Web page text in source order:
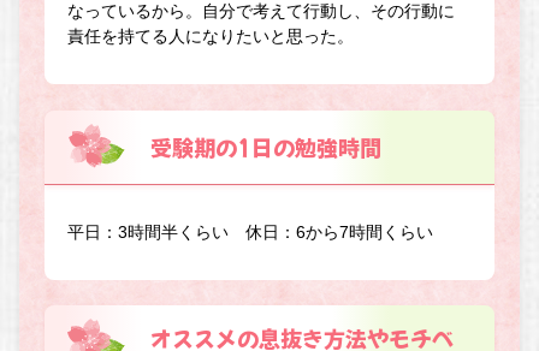
なっているから。自分で考えて行動し、その行動に
責任を持てる人になりたいと思った。
受験期の1日の勉強時間
平日：3時間半くらい 休日：6から7時間くらい
オススメの息抜き方法やモチベ